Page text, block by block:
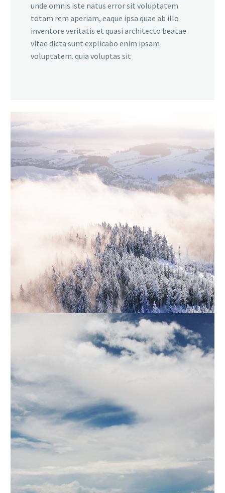
unde omnis iste natus error sit voluptatem
totam rem aperiam, eaque ipsa quae ab illo
inventore veritatis et quasi architecto beatae
vitae dicta sunt explicabo enim ipsam
voluptatem. quia voluptas sit